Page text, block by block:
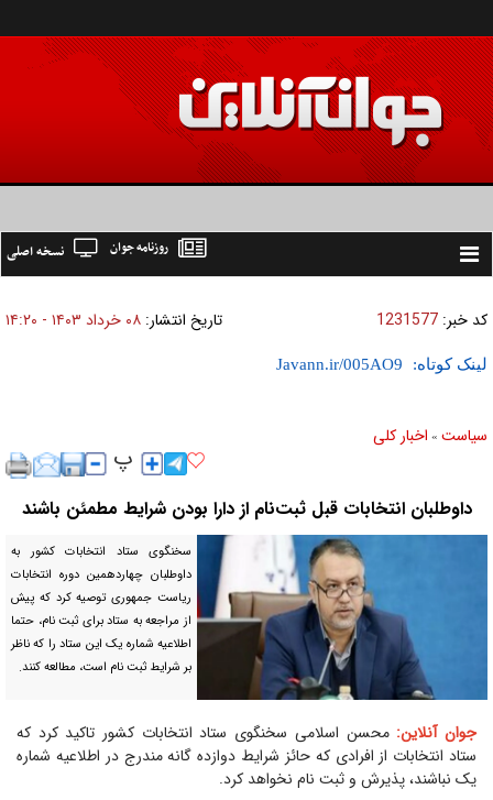
Toggle
نسخه اصلی روزنامه جوان
کد خبر: 1231577 تاریخ انتشار: ۰۸ خرداد ۱۴۰۳ - ۱۴:۲۰
لینک کوتاه:
سیاست » اخبار کلی
داوطلبان انتخابات قبل ثبت‌نام از دارا بودن شرایط مطمئن باشند
سخنگوی ستاد انتخابات کشور به
داوطلبان چهاردهمین دوره انتخابات
ریاست جمهوری توصیه کرد که پیش
از مراجعه به ستاد برای ثبت نام، حتما
اطلاعیه شماره یک این ستاد را که ناظر
بر شرایط ثبت نام است، مطالعه کنند.
جوان آنلاین:محسن اسلامی سخنگوی ستاد انتخابات کشور تاکید کرد که
ستاد انتخابات از افرادی که حائز شرایط دوازده گانه مندرج در اطلاعیه شماره
یک نباشند، پذیرش و ثبت نام نخواهد کرد.